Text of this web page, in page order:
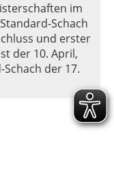
im
Schach
und erster
der 10. April,
der 17.